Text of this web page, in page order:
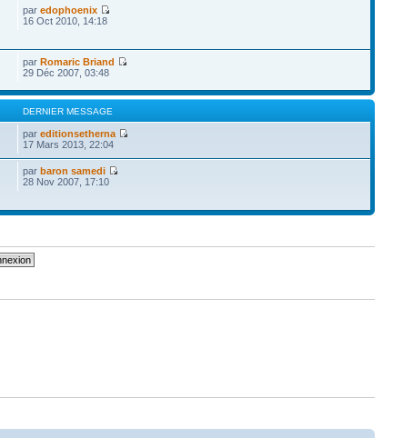
paredophoenix
16 Oct 2010, 14:18
parRomaric Briand
29 Déc 2007, 03:48
DERNIER MESSAGE
pareditionsetherna
17 Mars 2013, 22:04
parbaron samedi
28 Nov 2007, 17:10